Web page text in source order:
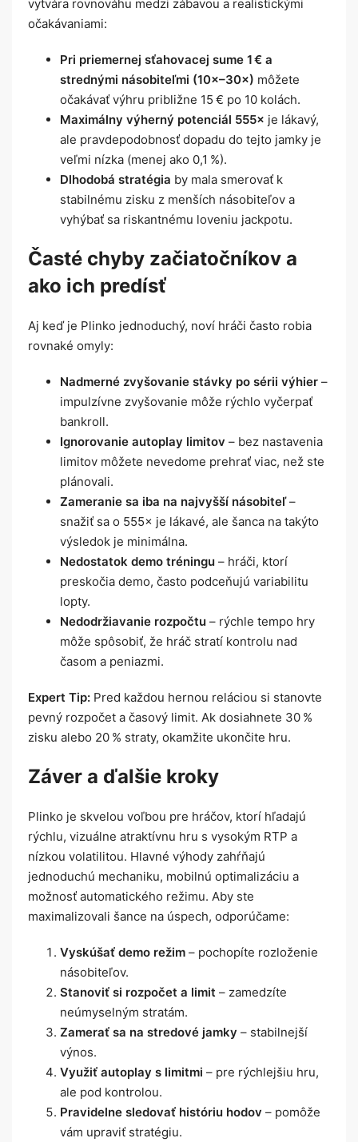
vytvára rovnováhu medzi zábavou a realistickými
očakávaniami:
Pri priemernej sťahovacej sume 1 € a
strednými násobiteľmi (10×–30×) môžete
očakávať výhru približne 15 € po 10 kolách.
Maximálny výherný potenciál 555× je lákavý,
ale pravdepodobnosť dopadu do tejto jamky je
veľmi nízka (menej ako 0,1 %).
Dlhodobá stratégia by mala smerovať k
stabilnému zisku z menších násobiteľov a
vyhýbať sa riskantnému loveniu jackpotu.
Časté chyby začiatočníkov a
ako ich predísť
Aj keď je Plinko jednoduchý, noví hráči často robia
rovnaké omyly:
Nadmerné zvyšovanie stávky po sérii výhier –
impulzívne zvyšovanie môže rýchlo vyčerpať
bankroll.
Ignorovanie autoplay limitov – bez nastavenia
limitov môžete nevedome prehrať viac, než ste
plánovali.
Zameranie sa iba na najvyšší násobiteľ–
snažiť sa o 555× je lákavé, ale šanca na takýto
výsledok je minimálna.
Nedostatok demo tréningu – hráči, ktorí
preskočia demo, často podceňujú variabilitu
lopty.
Nedodržiavanie rozpočtu – rýchle tempo hry
môže spôsobiť, že hráč stratí kontrolu nad
časom a peniazmi.
Expert Tip: Pred každou hernou reláciou si stanovte
pevný rozpočet a časový limit. Ak dosiahnete 30 %
zisku alebo 20 % straty, okamžite ukončite hru.
Záver a ďalšie kroky
Plinko je skvelou voľbou pre hráčov, ktorí hľadajú
rýchlu, vizuálne atraktívnu hru s vysokým RTP a
nízkou volatilitou. Hlavné výhody zahŕňajú
jednoduchú mechaniku, mobilnú optimalizáciu a
možnosť automatického režimu. Aby ste
maximalizovali šance na úspech, odporúčame:
Vyskúšať demo režim – pochopíte rozloženie
násobiteľov.
Stanoviť si rozpočet a limit – zamedzíte
neúmyselným stratám.
Zamerať sa na stredové jamky – stabilnejší
výnos.
Využiť autoplay s limitmi – pre rýchlejšiu hru,
ale pod kontrolou.
Pravidelne sledovať históriu hodov – pomôže
vám upraviť stratégiu.